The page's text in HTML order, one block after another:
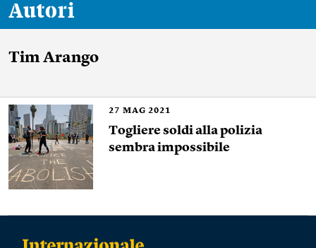
Autori
Tim Arango
27 MAG 2021
Togliere soldi alla polizia
sembra impossibile